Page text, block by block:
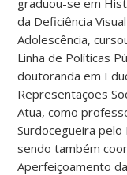
da Deficiência
Adolescência,
Linha de Políticas
doutoranda em
Representações
Atua, como
Surdocegueira
sendo também
Aperfeiçoamento